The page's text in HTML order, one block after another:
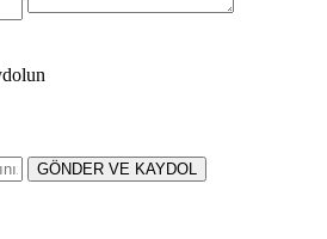
GÖNDER VE KAYDOL